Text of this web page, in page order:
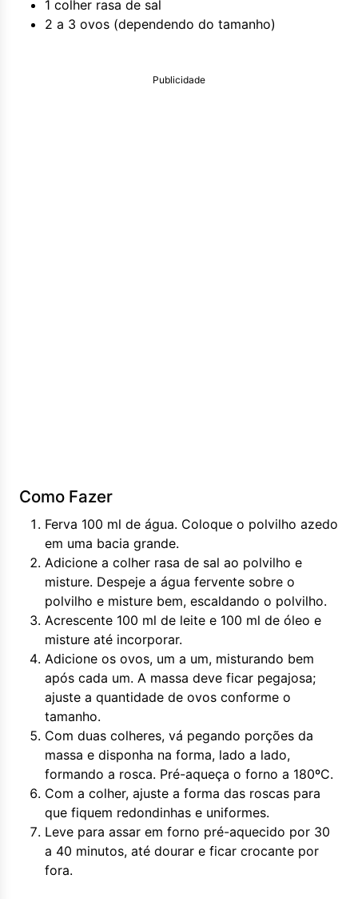
1 colher rasa de sal
2 a 3 ovos (dependendo do tamanho)
Publicidade
Como Fazer
Ferva 100 ml de água. Coloque o polvilho azedo
em uma bacia grande.
Adicione a colher rasa de sal ao polvilho e
misture. Despeje a água fervente sobre o
polvilho e misture bem, escaldando o polvilho.
Acrescente 100 ml de leite e 100 ml de óleo e
misture até incorporar.
Adicione os ovos, um a um, misturando bem
após cada um. A massa deve ficar pegajosa;
ajuste a quantidade de ovos conforme o
tamanho.
Com duas colheres, vá pegando porções da
massa e disponha na forma, lado a lado,
formando a rosca. Pré-aqueça o forno a 180ºC.
Com a colher, ajuste a forma das roscas para
que fiquem redondinhas e uniformes.
Leve para assar em forno pré-aquecido por 30
a 40 minutos, até dourar e ficar crocante por
fora.